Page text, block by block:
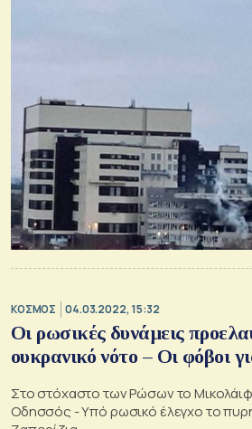
ΚΟΣΜΟΣ 04.03.2022, 15:32
Οι ρωσικές δυνάμεις
ουκρανικό νότο – Οι φόβοι
Στο στόχαστο των Ρώσων το Μικολάιφ
Οδησσός - Υπό ρωσικό έλεγχο το